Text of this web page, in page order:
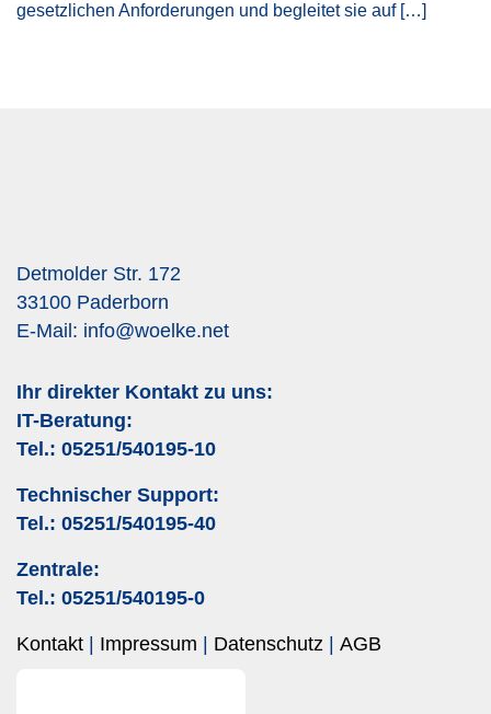
gesetzlichen Anforderungen und begleitet sie auf […]
Detmolder Str. 172
33100 Paderborn
E-Mail: info@woelke.net
Ihr direkter Kontakt zu uns:
IT-Beratung:
Tel.: 05251/540195-10
Technischer Support:
Tel.: 05251/540195-40
Zentrale:
Tel.: 05251/540195-0
Kontakt Impressum Datenschutz AGB